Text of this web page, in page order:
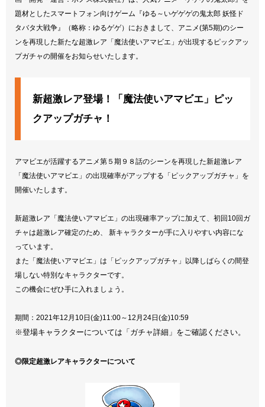
題材としたスマートフォン向けゲーム『ゆる～いゲゲゲの鬼太郎 妖怪ド
タバタ大戦争』（略称：ゆるゲゲ）におきまして、アニメ(第5期)のシー
ンを再現した新たな超激レア「魔法使いアマビエ」が出現するピックアッ
プガチャの開催をお知らせいたします。
新超激レア登場！「魔法使いアマビエ」ピッ
クアップガチャ！
アマビエが活躍するアニメ第５期９８話のシーンを再現した新超激レア
「魔法使いアマビエ」の出現確率がアップする「ピックアップガチャ」を
開催いたします。
新超激レア「魔法使いアマビエ」の出現確率アップに加えて、初回10回ガ
チャは超激レア確定のため、 新キャラクターが手に入りやすい内容にな
っています。
また「魔法使いアマビエ」は「ピックアップガチャ」以降しばらくの間登
場しない特別なキャラクターです。
この機会にぜひ手に入れましょう。
期間：2021年12月10日(金)11:00～12月24日(金)10:59
※登場キャラクターについては「ガチャ詳細」をご確認ください。
◎限定超激レアキャラクターについて